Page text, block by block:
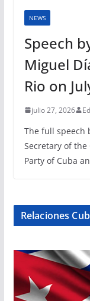
NEWS
Speech
Miguel
Rio on
julio 27, 2026
The full speech
Secretary of
Party of Cuba
Relaciones